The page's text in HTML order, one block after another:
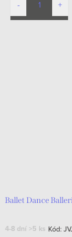
Ballet Dance
4-8 dní >5 ks Kód: